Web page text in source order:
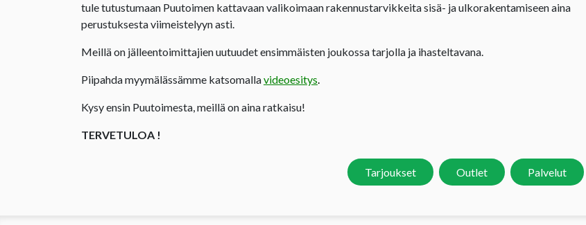
tule tutustumaan Puutoimen kattavaan valikoimaan rakennustarvikkeita sisä- ja ulkorakentamiseen aina
perustuksesta viimeistelyyn asti.
Meillä on jälleentoimittajien uutuudet ensimmäisten joukossa tarjolla ja ihasteltavana.
Piipahda myymälässämme katsomallavideoesitys.
Kysy ensin Puutoimesta, meillä on aina ratkaisu!
TERVETULOA !
Tarjoukset Outlet Palvelut